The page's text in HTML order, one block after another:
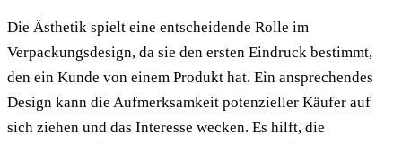
Die Ästhetik spielt eine entscheidende Rolle im
Verpackungsdesign, da sie den ersten Eindruck bestimmt,
den ein Kunde von einem Produkt hat. Ein ansprechendes
Design kann die Aufmerksamkeit potenzieller Käufer auf
sich ziehen und das Interesse wecken. Es hilft, die